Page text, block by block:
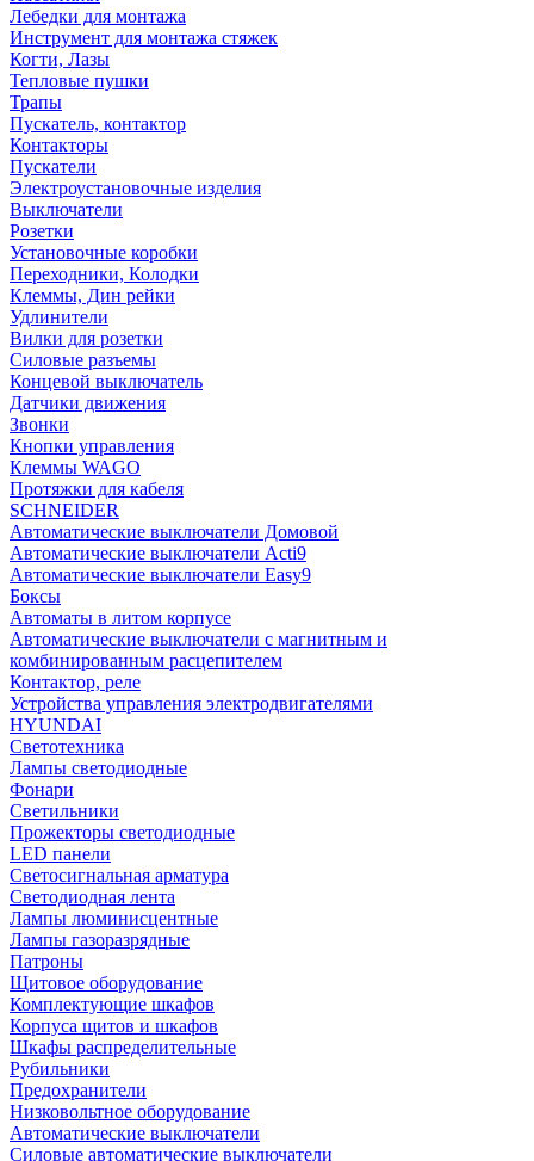
Лебедки для монтажа
Инструмент для монтажа стяжек
Когти, Лазы
Тепловые пушки
Трапы
Пускатель, контактор
Контакторы
Пускатели
Электроустановочные изделия
Выключатели
Розетки
Установочные коробки
Переходники, Колодки
Клеммы, Дин рейки
Удлинители
Вилки для розетки
Силовые разъемы
Концевой выключатель
Датчики движения
Звонки
Кнопки управления
Клеммы WAGO
Протяжки для кабеля
SCHNEIDER
Автоматические выключатели Домовой
Автоматические выключатели Acti9
Автоматические выключатели Easy9
Боксы
Автоматы в литом корпусе
Автоматические выключатели с магнитным и
комбинированным расцепителем
Контактор, реле
Устройства управления электродвигателями
HYUNDAI
Светотехника
Лампы светодиодные
Фонари
Светильники
Прожекторы светодиодные
LED панели
Светосигнальная арматура
Светодиодная лента
Лампы люминисцентные
Лампы газоразрядные
Патроны
Щитовое оборудование
Комплектующие шкафов
Корпуса щитов и шкафов
Шкафы распределительные
Рубильники
Предохранители
Низковольтное оборудование
Автоматические выключатели
Силовые автоматические выключатели